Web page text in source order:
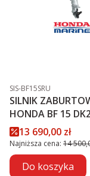
Kod produktu
SIS-BF15SRU
SILNIK
HONDA BF 15
Cena promocyjna
13 690,00 zł
Najniższa cena: 14
Do koszyka